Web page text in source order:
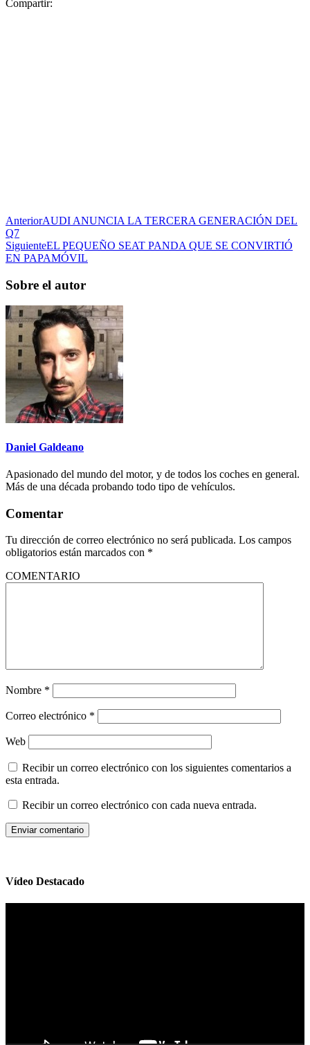
Compartir:
AnteriorAUDI ANUNCIA LA TERCERA GENERACIÓN DEL
Q7
SiguienteEL PEQUEÑO SEAT PANDA QUE SE CONVIRTIÓ
EN PAPAMÓVIL
Sobre el autor
Daniel Galdeano
Apasionado del mundo del motor, y de todos los coches en general.
Más de una década probando todo tipo de vehículos.
Comentar
Tu dirección de correo electrónico no será publicada. Los campos
obligatorios están marcados con *
COMENTARIO
Nombre *
Correo electrónico *
Web
Recibir un correo electrónico con los siguientes comentarios a
esta entrada.
Recibir un correo electrónico con cada nueva entrada.
Vídeo Destacado